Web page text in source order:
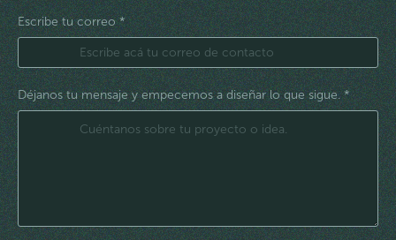
Escribe tu correo *
Déjanos tu mensaje y empecemos a diseñar lo que sigue. *